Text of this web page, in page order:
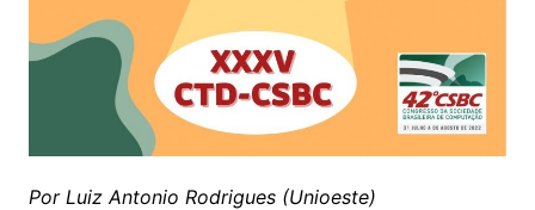
Por Luiz Antonio Rodrigues (Unioeste)